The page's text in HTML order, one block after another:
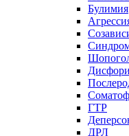
Булимия
ГТР
ДРЛ